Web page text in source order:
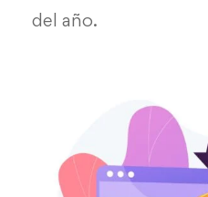
del año.